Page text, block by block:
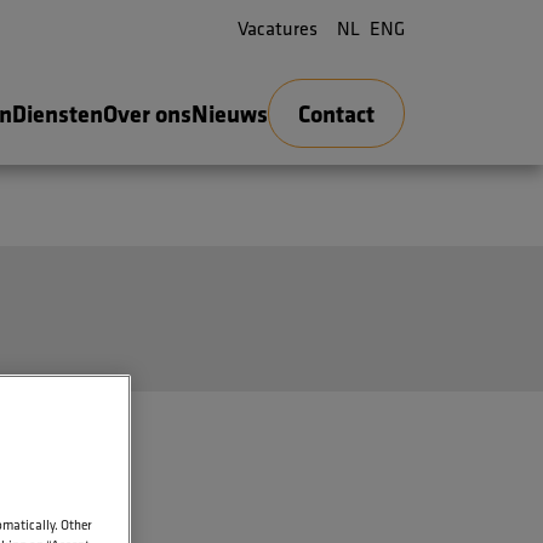
DienstenOver onsNieuws Contact
Vacatures NL ENG
Other